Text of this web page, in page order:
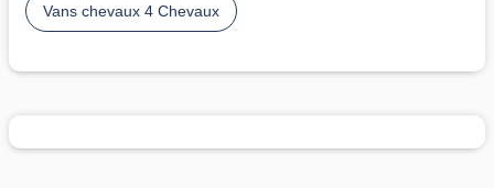
Vans chevaux 4 Chevaux